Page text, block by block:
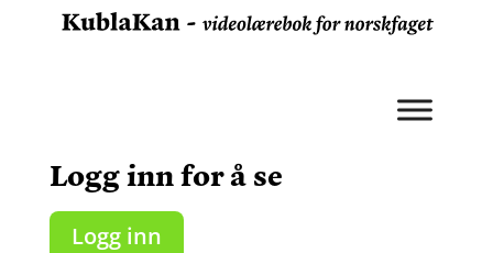
Logg inn for å se
Logg inn